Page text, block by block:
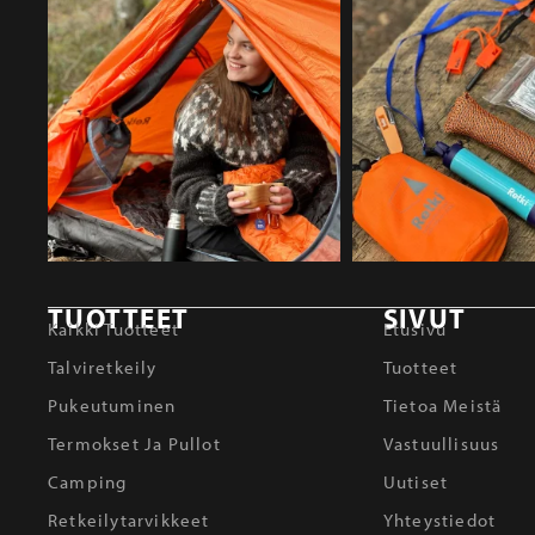
TUOTTEET
Kaikki Tuotteet
Talviretkeily
Pukeutuminen
Termokset Ja Pullot
Camping
Retkeilytarvikkeet
SIVUT
Etusivu
Tuotteet
Tietoa Meistä
Vastuullisuus
Uutiset
Yhteystiedot